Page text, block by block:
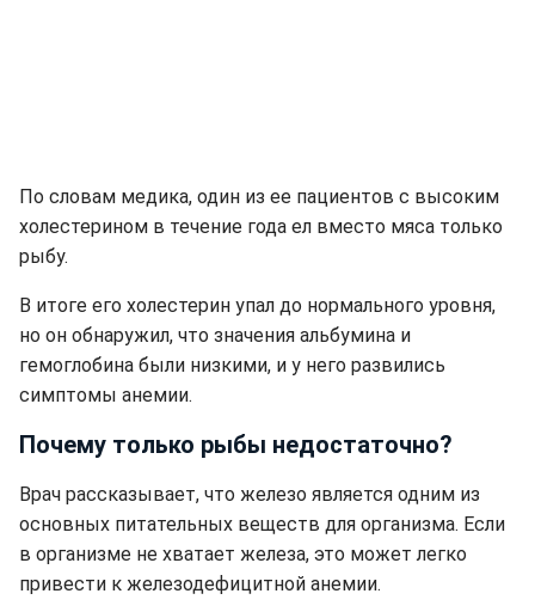
По словам медика, один из ее пациентов с высоким
холестерином в течение года ел вместо мяса только
рыбу.
В итоге его холестерин упал до нормального уровня,
но он обнаружил, что значения альбумина и
гемоглобина были низкими, и у него развились
симптомы анемии.
Почему только рыбы недостаточно?
Врач рассказывает, что железо является одним из
основных питательных веществ для организма. Если
в организме не хватает железа, это может легко
привести к железодефицитной анемии.